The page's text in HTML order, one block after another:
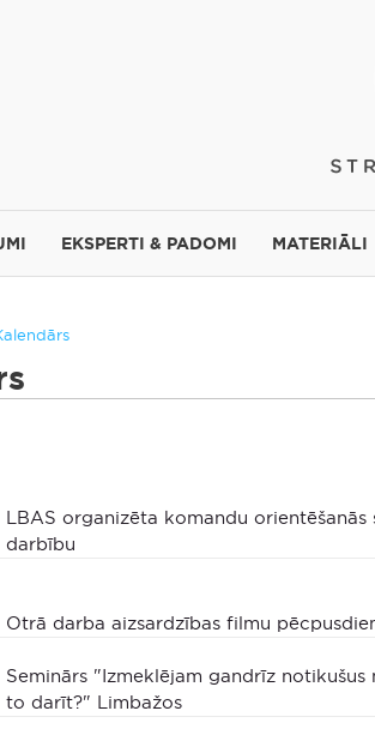
EKSPERTI & PADOMI MATERIĀLI
LBAS organizēta komandu
darbību
Otrā darba aizsardzības filmu
Seminārs "Izmeklējam gandrīz
to darīt?" Limbažos